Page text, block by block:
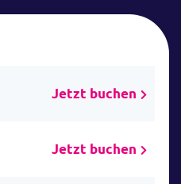
Jetzt buchen
Jetzt buchen